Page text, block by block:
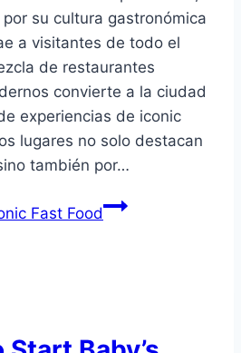
su cultura gastronómica
a visitantes de todo el
de restaurantes
convierte a la ciudad
experiencias de iconic
lugares no solo destacan
también por…
Fast Food